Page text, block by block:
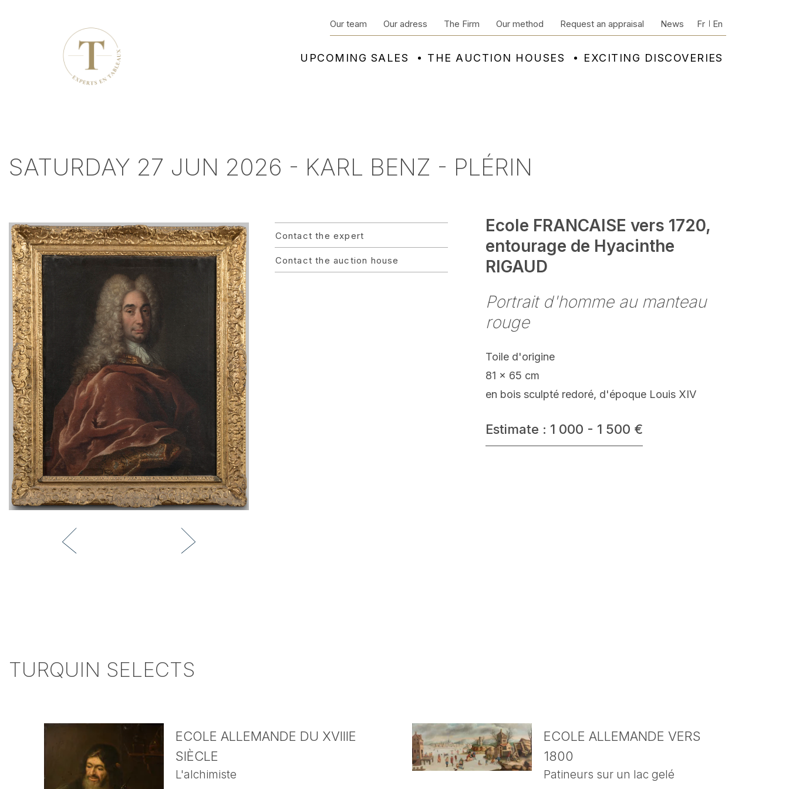
UPCOMING SALES THE AUCTION HOUSES EXCITING DISCOVERIES
Our team Our adress The Firm Our method Request an appraisal News Fr En
SATURDAY 27 JUN 2026 - KARL BENZ - PLÉRIN
Contact the expert
Contact the auction house
Ecole FRANCAISE vers 1720,
entourage de Hyacinthe
RIGAUD
Portrait d'homme au manteau
rouge
Toile d'origine
81 x 65 cm
en bois sculpté redoré, d'époque Louis XIV
Estimate : 1 000 - 1 500 €
TURQUIN SELECTS
ECOLE ALLEMANDE DU XVIIIE
SIÈCLE
L'alchimiste
ECOLE ALLEMANDE VERS
1800
Patineurs sur un lac gelé